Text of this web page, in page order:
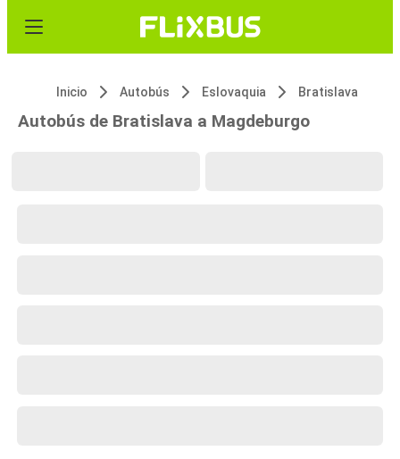
Inicio Autobús Eslovaquia Bratislava
Autobús de Bratislava a Magdeburgo